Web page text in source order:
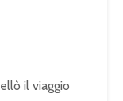
il viaggio